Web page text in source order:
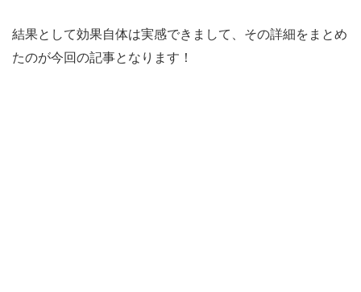
結果として効果自体は実感できまして、その詳細をまとめ
たのが今回の記事となります！